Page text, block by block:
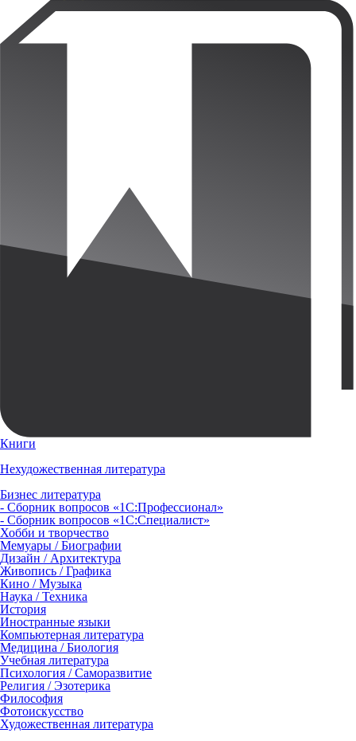
Книги
Нехудожественная литература
Бизнес литература
- Сборник вопросов «1С:Профессионал»
- Сборник вопросов «1С:Специалист»
Хобби и творчество
Мемуары / Биографии
Дизайн / Архитектура
Живопись / Графика
Кино / Музыка
Наука / Техника
История
Иностранные языки
Компьютерная литература
Медицина / Биология
Учебная литература
Психология / Саморазвитие
Религия / Эзотерика
Философия
Фотоискусство
Художественная литература